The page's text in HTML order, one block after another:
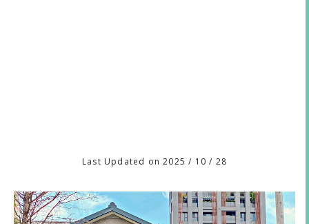
Last Updated on 2025 / 10 / 28